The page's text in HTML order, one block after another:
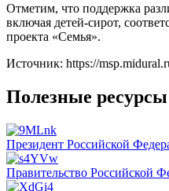
Отметим, что поддержка
включая детей-сирот,
проекта «Семья».
Источник: https://
Полезные ресурсы
Президент Российской
Правительство Российской